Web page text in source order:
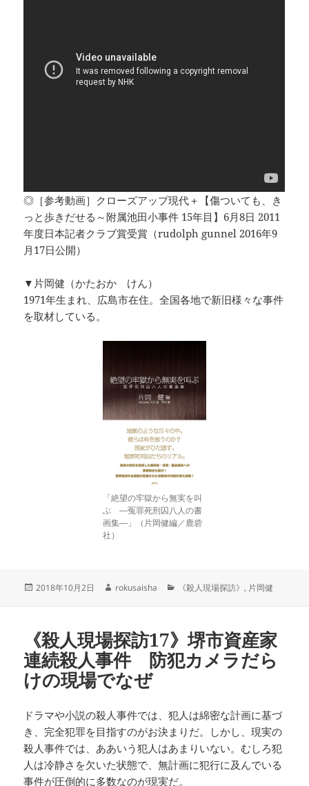
◎［参考動画］クローズアップ現代＋【傷ついても、き
っと歩きだせる～附属池田小事件 15年目】6月8日 2011
年度日本記者クラブ賞受賞（rudolph gunnel 2016年9
月17日公開）
▼片岡健（かたおか けん）
1971年生まれ、広島市在住。全国各地で新旧様々な事件
を取材している。
「絶望の牢獄から無実を叫
ぶ ―冤罪死刑囚八人の書
画集―」（片岡健編／鹿砦
社）
投
2018年10月2日
作
rokusaisha
カ
ー
《殺人現場探訪》 , 片岡健
《殺人現場探訪17》堺市資産家
連続殺人事件 防犯カメラだら
けの現場でなぜ
ドラマや小説の殺人事件では、犯人は綿密な計画に基づ
き、完全犯罪を目指すのがお決まりだ。しかし、現実の
殺人事件では、ああいう犯人はあまりいない。むしろ犯
人は冷静さを欠いた状態で、無計画に犯行に及んでいる
事件が圧倒的に多数なのが現実だ。